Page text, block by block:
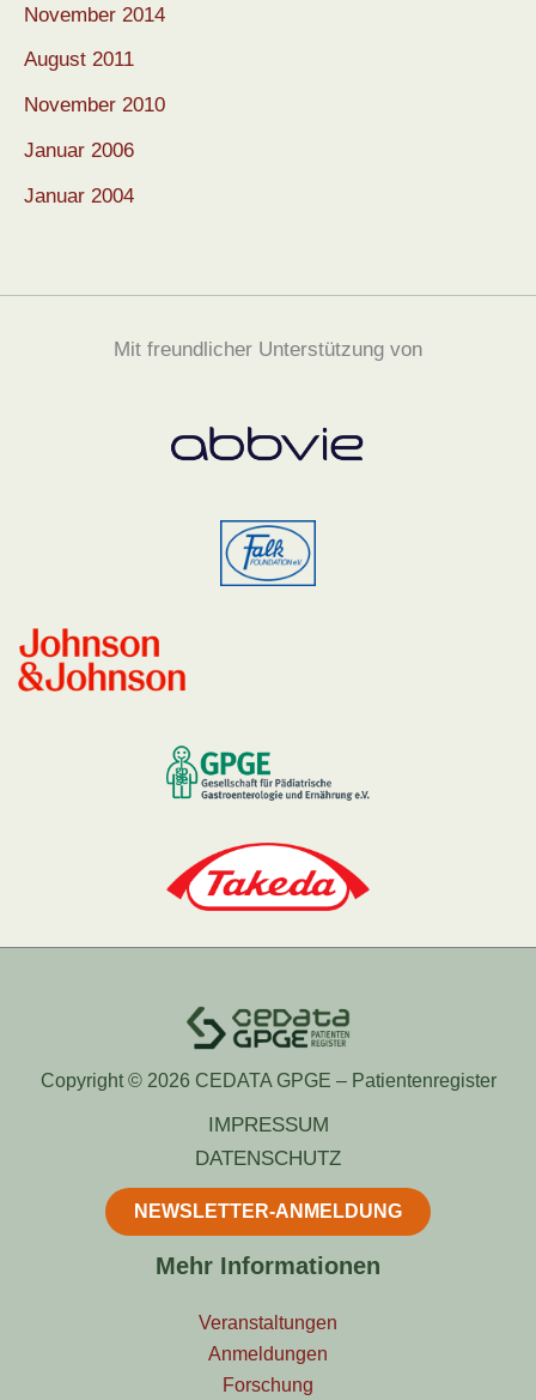
November 2014
August 2011
November 2010
Januar 2006
Januar 2004
Mit freundlicher Unterstützung von
Copyright © 2026 CEDATA GPGE – Patientenregister
IMPRESSUM
DATENSCHUTZ
NEWSLETTER-ANMELDUNG
Mehr Informationen
Veranstaltungen
Anmeldungen
Forschung